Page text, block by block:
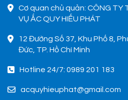
Cơ quan chủ quản: CÔNG TY
VỤ ẮC QUY HIẾU PHÁT
12 Đường Số 37, Khu Phố 8,
Đức, TP. Hồ Chí Minh
Hotline 24/7: 0989 201 183
acquyhieuphat@gmail.com